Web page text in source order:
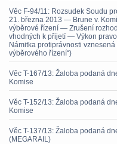
Věc F-94/11: Rozsudek Soudu
21. března 2013 — Brune v.
výběrové řízení — Zrušení
vhodných k přijetí — Výkon
Námitka protiprávnosti
výběrového řízení“)
Věc T-167/13: Žaloba podaná
Komise
Věc T-152/13: Žaloba podaná
Komise
Věc T-137/13: Žaloba podaná
(MEGARAIL)